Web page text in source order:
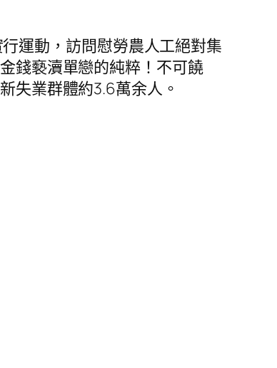
運動，訪問慰勞農人工絕對集
錢褻瀆單戀的純粹！不可饒
失業群體約3.6萬余人。